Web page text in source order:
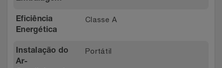
Eficiência
Energética
Classe A
Instalação do
Ar-
Portátil